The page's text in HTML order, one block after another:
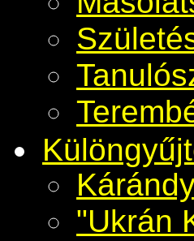
"Ukrán